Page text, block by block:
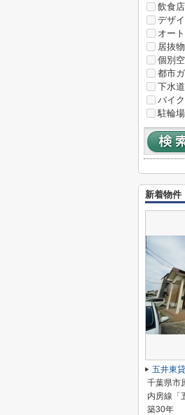
飲食
デザ
オー
居抜
個別
都市
下水道
バイ
駐輪場
新着物件
五井東
千葉県市
内房線「
築30年